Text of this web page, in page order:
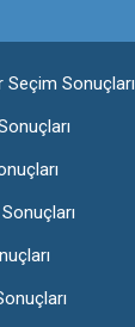
Sonuçları